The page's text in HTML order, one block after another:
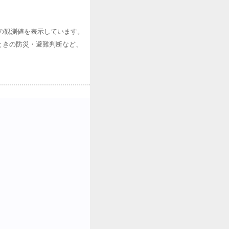
測値を表示しています。
の防災・避難判断など、